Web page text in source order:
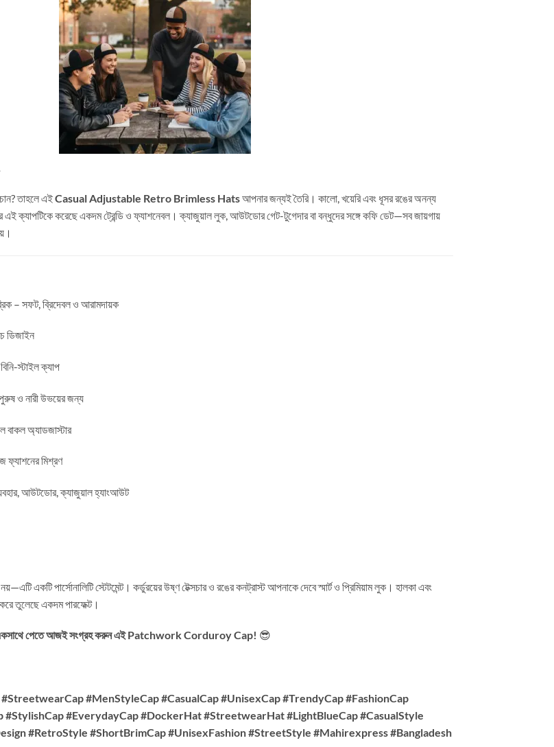
তাহলে এইCasual Adjustable Retro Brimless Hatsআপনার জন্যই তৈরি। কালো, খয়েরি এবং ধূসর রঙের অনন্য
এই ক্যাপটিকে করেছে একদম ট্রেন্ডি ও ফ্যাশনেবল। ক্যাজুয়াল লুক, আউটডোর গেট-টুগেদার বা বন্ধুদের সঙ্গে কফি ডেট—সব জায়গায়
– সফট, ব্রিদেবল ও আরামদায়ক
ডিজাইন
স্টাইল ক্যাপ
ও নারী উভয়ের জন্য
বাকল অ্যাডজাস্টার
মিশ্রণ
আউটডোর, ক্যাজুয়াল হ্যাংআউট
একটি পার্সোনালিটি স্টেটমেন্ট। কর্ডুরয়ের উষ্ণ টেক্সচার ও রঙের কনট্রাস্ট আপনাকে দেবে স্মার্ট ও প্রিমিয়াম লুক। হালকা এবং
তুলেছে একদম পারফেক্ট।
একসাথে পেতে আজই সংগ্রহ করুন এই Patchwork Corduroy Cap! 😎
#MenStyleCap #CasualCap #UnisexCap #TrendyCap #FashionCap
#StylishCap #EverydayCap #DockerHat #StreetwearHat #LightBlueCap #CasualStyle
#RetroStyle #ShortBrimCap #UnisexFashion #StreetStyle #Mahirexpress #Bangladesh